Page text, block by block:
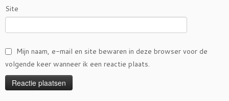
Site
Mijn naam, e-mail en site bewaren in deze browser voor de
volgende keer wanneer ik een reactie plaats.